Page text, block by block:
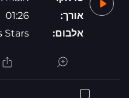
אורך:
01:26
אלבום:
Stars